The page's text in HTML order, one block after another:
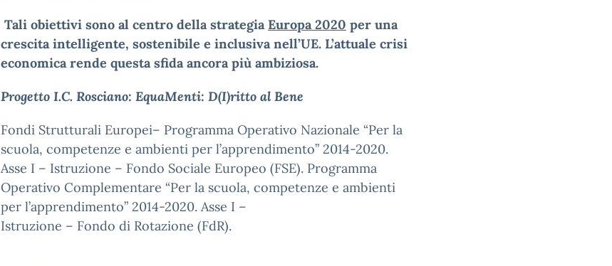
Tali obiettivi sono al centro della strategia Europa 2020 per una
crescita intelligente, sostenibile e inclusiva nell’UE. L’attuale crisi
economica rende questa sfida ancora più ambiziosa.
Progetto I.C. Rosciano: EquaMenti: D(I)ritto al Bene
Fondi Strutturali Europei– Programma Operativo Nazionale “Per la
scuola, competenze e ambienti per l’apprendimento” 2014-2020.
Asse I – Istruzione – Fondo Sociale Europeo (FSE). Programma
Operativo Complementare “Per la scuola, competenze e ambienti
per l’apprendimento” 2014-2020. Asse I –
Istruzione – Fondo di Rotazione (FdR).